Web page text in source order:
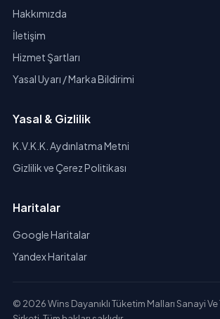
Hakkımızda
İletişim
Hizmet Şartları
Yasal Uyarı / Marka Bildirimi
Yasal & Gizlilik
K.V.K.K. Aydınlatma Metni
Gizlilik ve Çerez Politikası
Haritalar
Google Haritalar
Yandex Haritalar
© 2026 Wins Dayanıklı Tüketim Malları Sanayi